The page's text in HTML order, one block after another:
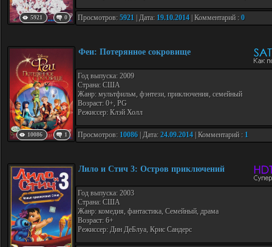
5921 0 Просмотров: 5921 | Дата: 19.10.2014 | Комментарий : 0
10086 1
Феи: Потерянное сокровище
Год выпуска: 2009
Страна: США
Жанр: мультфильм, фэнтези, приключения, семейный
Возраст: 0+, PG
Режиссер: Клэй Холл
Просмотров: 10086 | Дата: 24.09.2014 | Комментарий : 1
Лило и Стич 3: Остров приключений
Год выпуска: 2003
Страна: США
Жанр: комедия, фантастика, Семейный, драма
Возраст: 6+
Режиссер: Дин ДеБлуа, Крис Сандерс